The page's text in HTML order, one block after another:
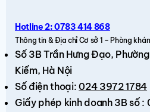
Hotline 2: 0783 414 868
Thông tin & Địa chỉ Cơ sở 1 – Phòng
Số 3B Trần Hưng Đạo,
Kiếm, Hà Nội
Số điện thoại:024 3972 1784
Giấy phép kinh doanh 3B số :